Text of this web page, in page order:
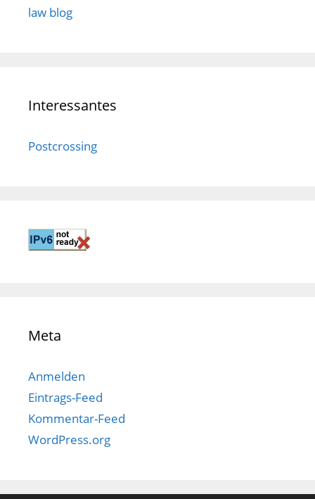
law blog
Interessantes
Postcrossing
Meta
Anmelden
Eintrags-Feed
Kommentar-Feed
WordPress.org